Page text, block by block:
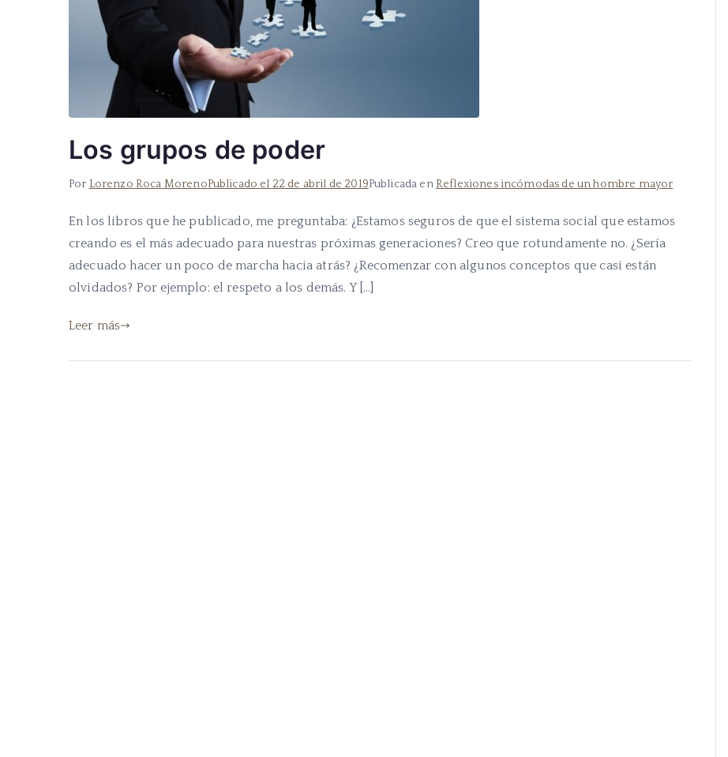
Los grupos de poder
Por Lorenzo Roca MorenoPublicado el 22 de abril de 2019Publicada en Reflexiones incómodas de un hombre mayor
En los libros que he publicado, me preguntaba: ¿Estamos seguros de que el sistema social que estamos
creando es el más adecuado para nuestras próximas generaciones? Creo que rotundamente no. ¿Sería
adecuado hacer un poco de marcha hacia atrás? ¿Recomenzar con algunos conceptos que casi están
olvidados? Por ejemplo: el respeto a los demás. Y […]
Leer más